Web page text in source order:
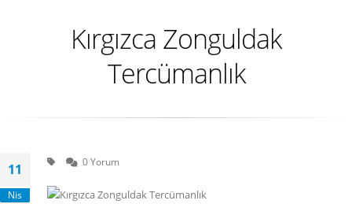
Kırgızca Zonguldak
Tercümanlık
11
Nis
0 Yorum